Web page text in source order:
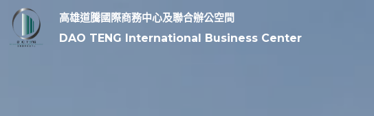
高雄道騰國際商務中心及聯合辦公空間
DAO TENG International Business Center